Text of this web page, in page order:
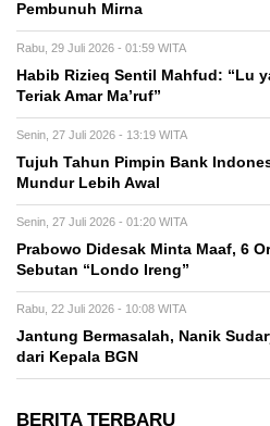
Pembunuh Mirna
Rabu, 29 Juli 2026 - 01:59 WITA
Habib Rizieq Sentil Mahfud: “Lu
Teriak Amar Ma’ruf”
Senin, 27 Juli 2026 - 13:19 WITA
Tujuh Tahun Pimpin Bank
Mundur Lebih Awal
Senin, 27 Juli 2026 - 01:20 WITA
Prabowo Didesak Minta Maaf, 6
Sebutan “Londo Ireng”
Rabu, 22 Juli 2026 - 10:08 WITA
Jantung Bermasalah, Nanik
dari Kepala BGN
BERITA TERBARU